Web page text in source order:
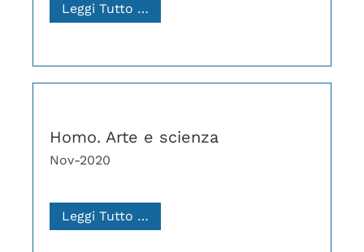
Leggi Tutto …
Homo. Arte e scienza
Nov-2020
Leggi Tutto …